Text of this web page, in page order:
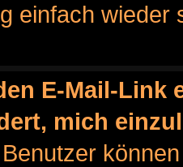
einfach wieder
E-Mail-Link
mich